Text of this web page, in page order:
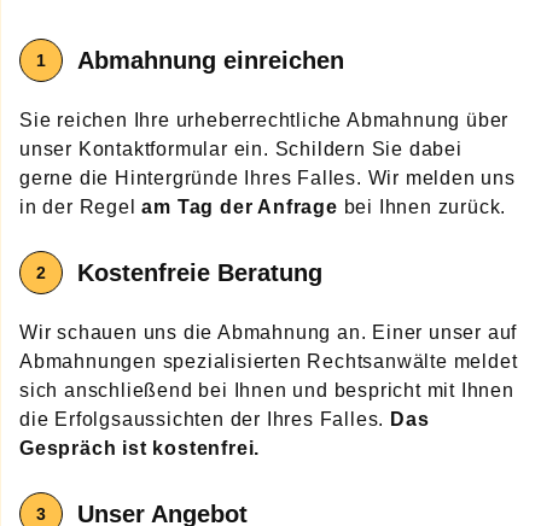
Abmahnung einreichen
Sie reichen Ihre urheberrechtliche Abmahnung über
unser Kontaktformular ein. Schildern Sie dabei
gerne die Hintergründe Ihres Falles. Wir melden uns
in der Regelam Tag der Anfrage bei Ihnen zurück.
Kostenfreie Beratung
Wir schauen uns die Abmahnung an. Einer unser auf
Abmahnungen spezialisierten Rechtsanwälte meldet
sich anschließend bei Ihnen und bespricht mit Ihnen
die Erfolgsaussichten der Ihres Falles. Das
Gespräch ist kostenfrei.
Unser Angebot